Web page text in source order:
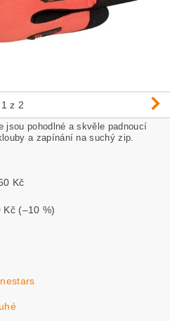
1 z 2
jsou pohodlné a skvěle padnoucí
a zapínání na suchý zip.
Kč
Kč (–10 %)